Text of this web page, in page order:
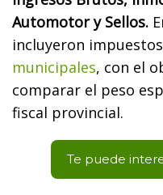
Automotor y Sellos.
incluyeron
municipales, con el
comparar el peso
fiscal provincial.
Te puede